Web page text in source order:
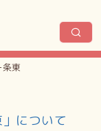
東
について